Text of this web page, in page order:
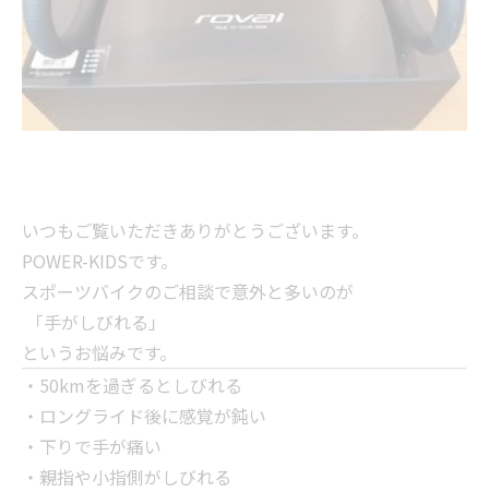
いつもご覧いただきありがとうございます。
POWER-KIDSです。
スポーツバイクのご相談で意外と多いのが
「手がしびれる」
というお悩みです。
・50kmを過ぎるとしびれる
・ロングライド後に感覚が鈍い
・下りで手が痛い
・親指や小指側がしびれる